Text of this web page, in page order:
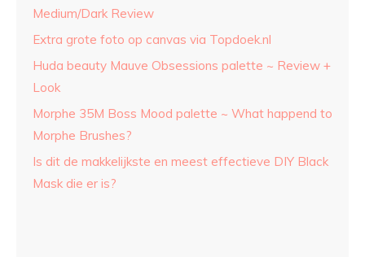
Medium/Dark Review
Extra grote foto op canvas via Topdoek.nl
Huda beauty Mauve Obsessions palette ~ Review +
Look
Morphe 35M Boss Mood palette ~ What happend to
Morphe Brushes?
Is dit de makkelijkste en meest effectieve DIY Black
Mask die er is?